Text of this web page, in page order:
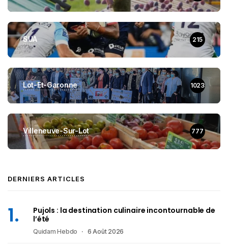
SUA 215
Lot-Et-Garonne 1023
Villeneuve-Sur-Lot 777
DERNIERS ARTICLES
Pujols : la destination culinaire incontournable de
l’été
Quidam Hebdo 6 Août 2026